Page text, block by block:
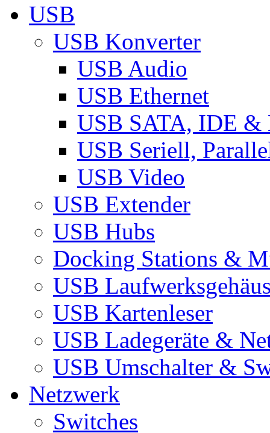
USB
USB Konverter
USB Audio
USB Ethernet
USB SATA, IDE &
USB Seriell,
USB Video
USB Extender
USB Hubs
Docking Stations &
USB
USB Kartenleser
USB Ladegeräte &
USB Umschalter &
Netzwerk
Switches